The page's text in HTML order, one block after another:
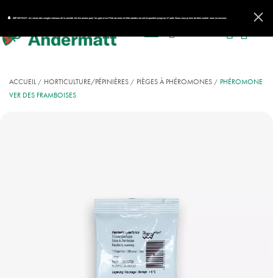
ACCUEIL HORTICULTURE/PÉPINIÈRES PIÈGES À PHÉROMONES
PHÉROMONE
VER DES FRAMBOISES
IMPORTANT : en raison des congés estivaux de la société, les livraisons pour les gammes Phéromones et Nématodes seront impactées jusqu'au 17 août. Nous vous prions de bien vouloir nous en excuser.